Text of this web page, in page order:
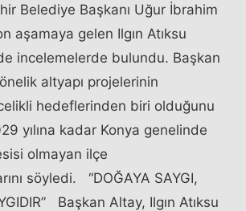
Belediye Başkanı Uğur İbrahim
aşamaya gelen Ilgın Atıksu
incelemelerde bulundu. Başkan
altyapı projelerinin
hedeflerinden biri olduğunu
yılına kadar Konya genelinde
olmayan ilçe
söyledi. “DOĞAYA SAYGI,
Başkan Altay, Ilgın Atıksu